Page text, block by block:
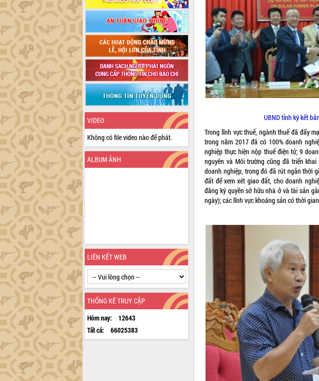
VIDEO
Không có file video nào để phát.
ALBUM ẢNH
LIÊN KẾT WEB
THỐNG KÊ TRUY CẬP
Hôm nay:
12643
Tất cả:
66025383
UBND tỉnh ký kết
Trong lĩnh vực thuế, ngành thuế đã đẩy
trong năm 2017 đã có 100% doanh
nghiệp thực hiện nộp thuế điện tử; 9
nguyên và Môi trường cũng đã triển
doanh nghiệp, trong đó đã rút ngắn thời
đất để xem xét giao đất, cho doanh
đăng ký quyền sở hữu nhà ở và tài sản
ngày); các lĩnh vực khoáng sản có thời